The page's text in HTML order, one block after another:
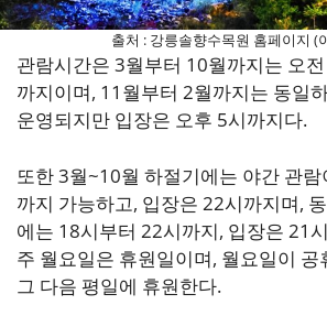
출처 : 강릉솔향수목원 홈페이지 (
관람시간은 3월부터 10월까지는 오
까지이며, 11월부터 2월까지는 동일
운영되지만 입장은 오후 5시까지다.
또한 3월~10월 하절기에는 야간 관
까지 가능하고, 입장은 22시까지며,
에는 18시부터 22시까지, 입장은 21
주 월요일은 휴원일이며, 월요일이 공
그 다음 평일에 휴원한다.